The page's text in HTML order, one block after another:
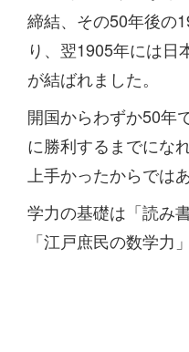
締結、その50年後の
り、翌1905年には日
が結ばれました。
開国からわずか50年
に勝利するまでにな
上手かったからでは
学力の基礎は「読み
「江戸庶民の数学力